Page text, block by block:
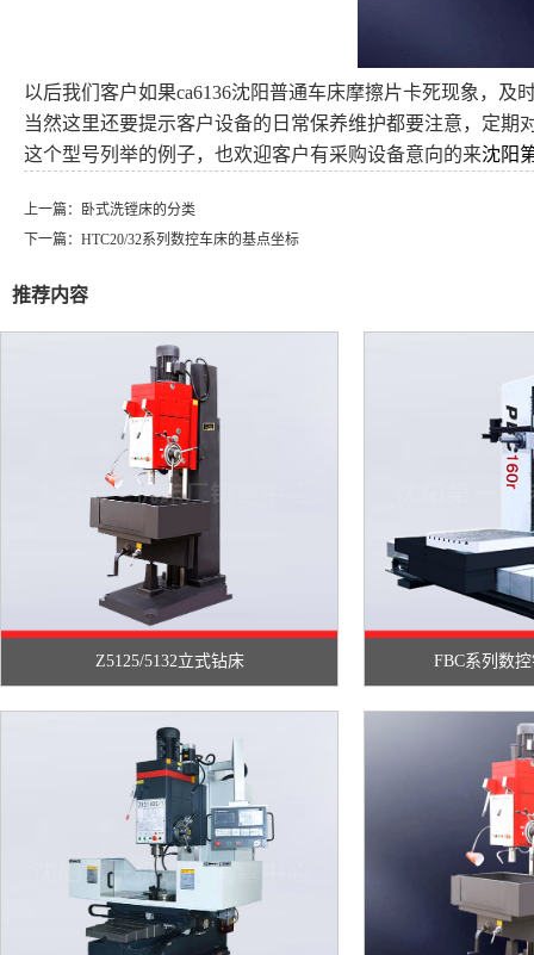
以后我们客户如果ca6136沈阳普通车床摩擦片卡死现象，及
当然这里还要提示客户设备的日常保养维护都要注意，定
这个型号列举的例子，也欢迎客户有采购设备意向的来沈阳
上一篇：
卧式洗镗床的分类
下一篇： HTC20/32系列数控车床的基点坐标
推荐内容
Z5125/5132立式钻床 FBC系列数